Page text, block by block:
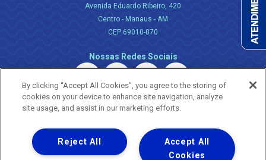
Avenida Eduardo Ribeiro, 420
Centro - Manaus - AM
CEP 69010-070
Nossas Redes Sociais
Uma empresa
Copyright ® 2026 - Todos os Direitos Reservados.
By clicking “Accept All Cookies”, you agree to the storing of
cookies on your device to enhance site navigation, analyze
site usage, and assist in our marketing efforts.
Accept All
Cookies
Reject All